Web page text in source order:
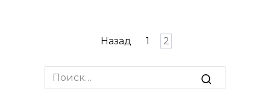
Назад 1 2
Search
for: